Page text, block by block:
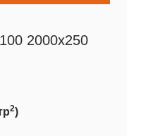
2000х250
2)